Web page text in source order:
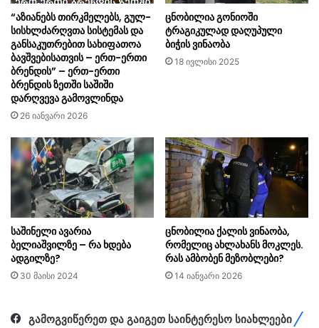
“აზიანებს თირკმელებს, გულ-
სისხლძარღვთა სისტემას და
განსაკუთრებით სახიფათოა
ბავშვებისათვის – ერთ-ერთი
ბრენდის” – ერთ-ერთი
ბრენდის ზეთში საშიში
დარღვევა გამოვლინდა
26 იანვარი 2026
ცნობილია გონიოში
ტრაგიკულად დაღუპული
ბიჭის ვინაობა
18 ივლისი 2025
საშინელი ავარია
ბელიაშვილზე – რა ხდება
ადგილზე?
30 მაისი 2024
ცნობილია ქალის ვინაობა,
რომელიც ახლახანს მოკლეს.
რას ამბობენ მეზობლები?
14 იანვარი 2026
გამოგვიწერეთ და გაიგეთ საინტერესო სიახლეები